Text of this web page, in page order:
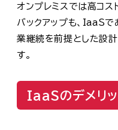
オンプレミスでは高コ
バックアップも、IaaS
業継続を前提とした設
す。
IaaSのデメリッ